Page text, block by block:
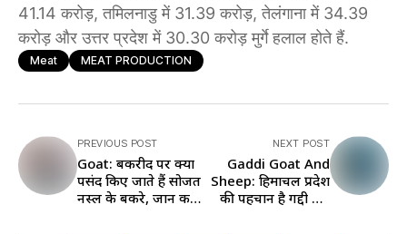
41.14 करोड़, तमिलनाडु में 31.39 करोड़, तेलंगाना में 34.39
करोड़ और उत्तर प्रदेश में 30.30 करोड़ मुर्गे हलाल होते हैं.
Meat MEAT PRODUCTION
PREVIOUS POST
Goat: बकरीद पर क्यों
पसंद किए जाते हैं सोजत
नस्ल के बकरे, जानें कहां
NEXT POST
Gaddi Goat And
Sheep: हिमाचल प्रदेश
की पहचान है गद्दी भेड़